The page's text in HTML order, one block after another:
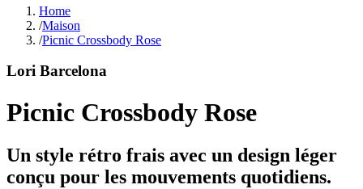
Home
/Maison
/Picnic Crossbody Rose
Lori Barcelona
Picnic Crossbody Rose
Un style rétro frais avec un design léger
conçu pour les mouvements quotidiens.